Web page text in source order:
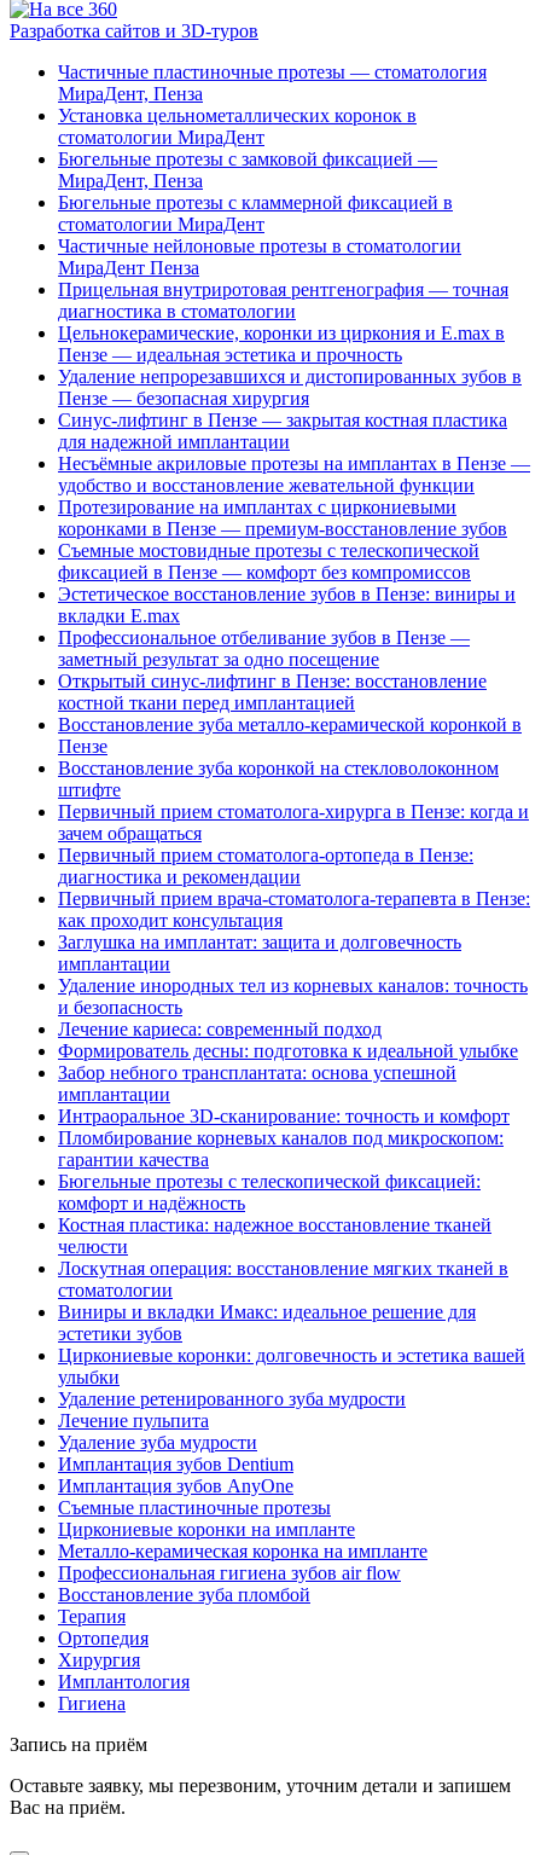
Разработка сайтов и 3D-туров
Частичные пластиночные протезы — стоматология
МираДент, Пенза
Установка цельнометаллических коронок в
стоматологии МираДент
Бюгельные протезы с замковой фиксацией —
МираДент, Пенза
Бюгельные протезы с кламмерной фиксацией в
стоматологии МираДент
Частичные нейлоновые протезы в стоматологии
МираДент Пенза
Прицельная внутриротовая рентгенография — точная
диагностика в стоматологии
Цельнокерамические, коронки из циркония и E.max в
Пензе — идеальная эстетика и прочность
Удаление непрорезавшихся и дистопированных зубов в
Пензе — безопасная хирургия
Синус-лифтинг в Пензе — закрытая костная пластика
для надежной имплантации
Несъёмные акриловые протезы на имплантах в Пензе —
удобство и восстановление жевательной функции
Протезирование на имплантах с циркониевыми
коронками в Пензе — премиум-восстановление зубов
Съемные мостовидные протезы с телескопической
фиксацией в Пензе — комфорт без компромиссов
Эстетическое восстановление зубов в Пензе: виниры и
вкладки E.max
Профессиональное отбеливание зубов в Пензе —
заметный результат за одно посещение
Открытый синус-лифтинг в Пензе: восстановление
костной ткани перед имплантацией
Восстановление зуба металло-керамической коронкой в
Пензе
Восстановление зуба коронкой на стекловолоконном
штифте
Первичный прием стоматолога-хирурга в Пензе: когда и
зачем обращаться
Первичный прием стоматолога-ортопеда в Пензе:
диагностика и рекомендации
Первичный прием врача-стоматолога-терапевта в Пензе:
как проходит консультация
Заглушка на имплантат: защита и долговечность
имплантации
Удаление инородных тел из корневых каналов: точность
и безопасность
Лечение кариеса: современный подход
Формирователь десны: подготовка к идеальной улыбке
Забор небного трансплантата: основа успешной
имплантации
Интраоральное 3D-сканирование: точность и комфорт
Пломбирование корневых каналов под микроскопом:
гарантии качества
Бюгельные протезы с телескопической фиксацией:
комфорт и надёжность
Костная пластика: надежное восстановление тканей
челюсти
Лоскутная операция: восстановление мягких тканей в
стоматологии
Виниры и вкладки Имакс: идеальное решение для
эстетики зубов
Циркониевые коронки: долговечность и эстетика вашей
улыбки
Удаление ретенированного зуба мудрости
Лечение пульпита
Удаление зуба мудрости
Имплантация зубов Dentium
Имплантация зубов AnyOne
Съемные пластиночные протезы
Циркониевые коронки на импланте
Металло-керамическая коронка на импланте
Профессиональная гигиена зубов air flow
Восстановление зуба пломбой
Терапия
Ортопедия
Хирургия
Имплантология
Гигиена
Запись на приём
Оставьте заявку, мы перезвоним, уточним детали и запишем
Вас на приём.